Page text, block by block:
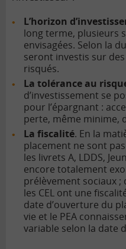
L’horizon
long terme, plusieurs
envisagées. Selon la
seront investis sur
risqués.
La tolérance au
d’investissement se
pour l’épargnant :
perte, même minime,
La fiscalité. En la
placement ne sont
les livrets A, LDDS,
encore totalement
prélèvement sociaux ;
les CEL ont une
date d’ouverture du
vie et le PEA
variable selon la date